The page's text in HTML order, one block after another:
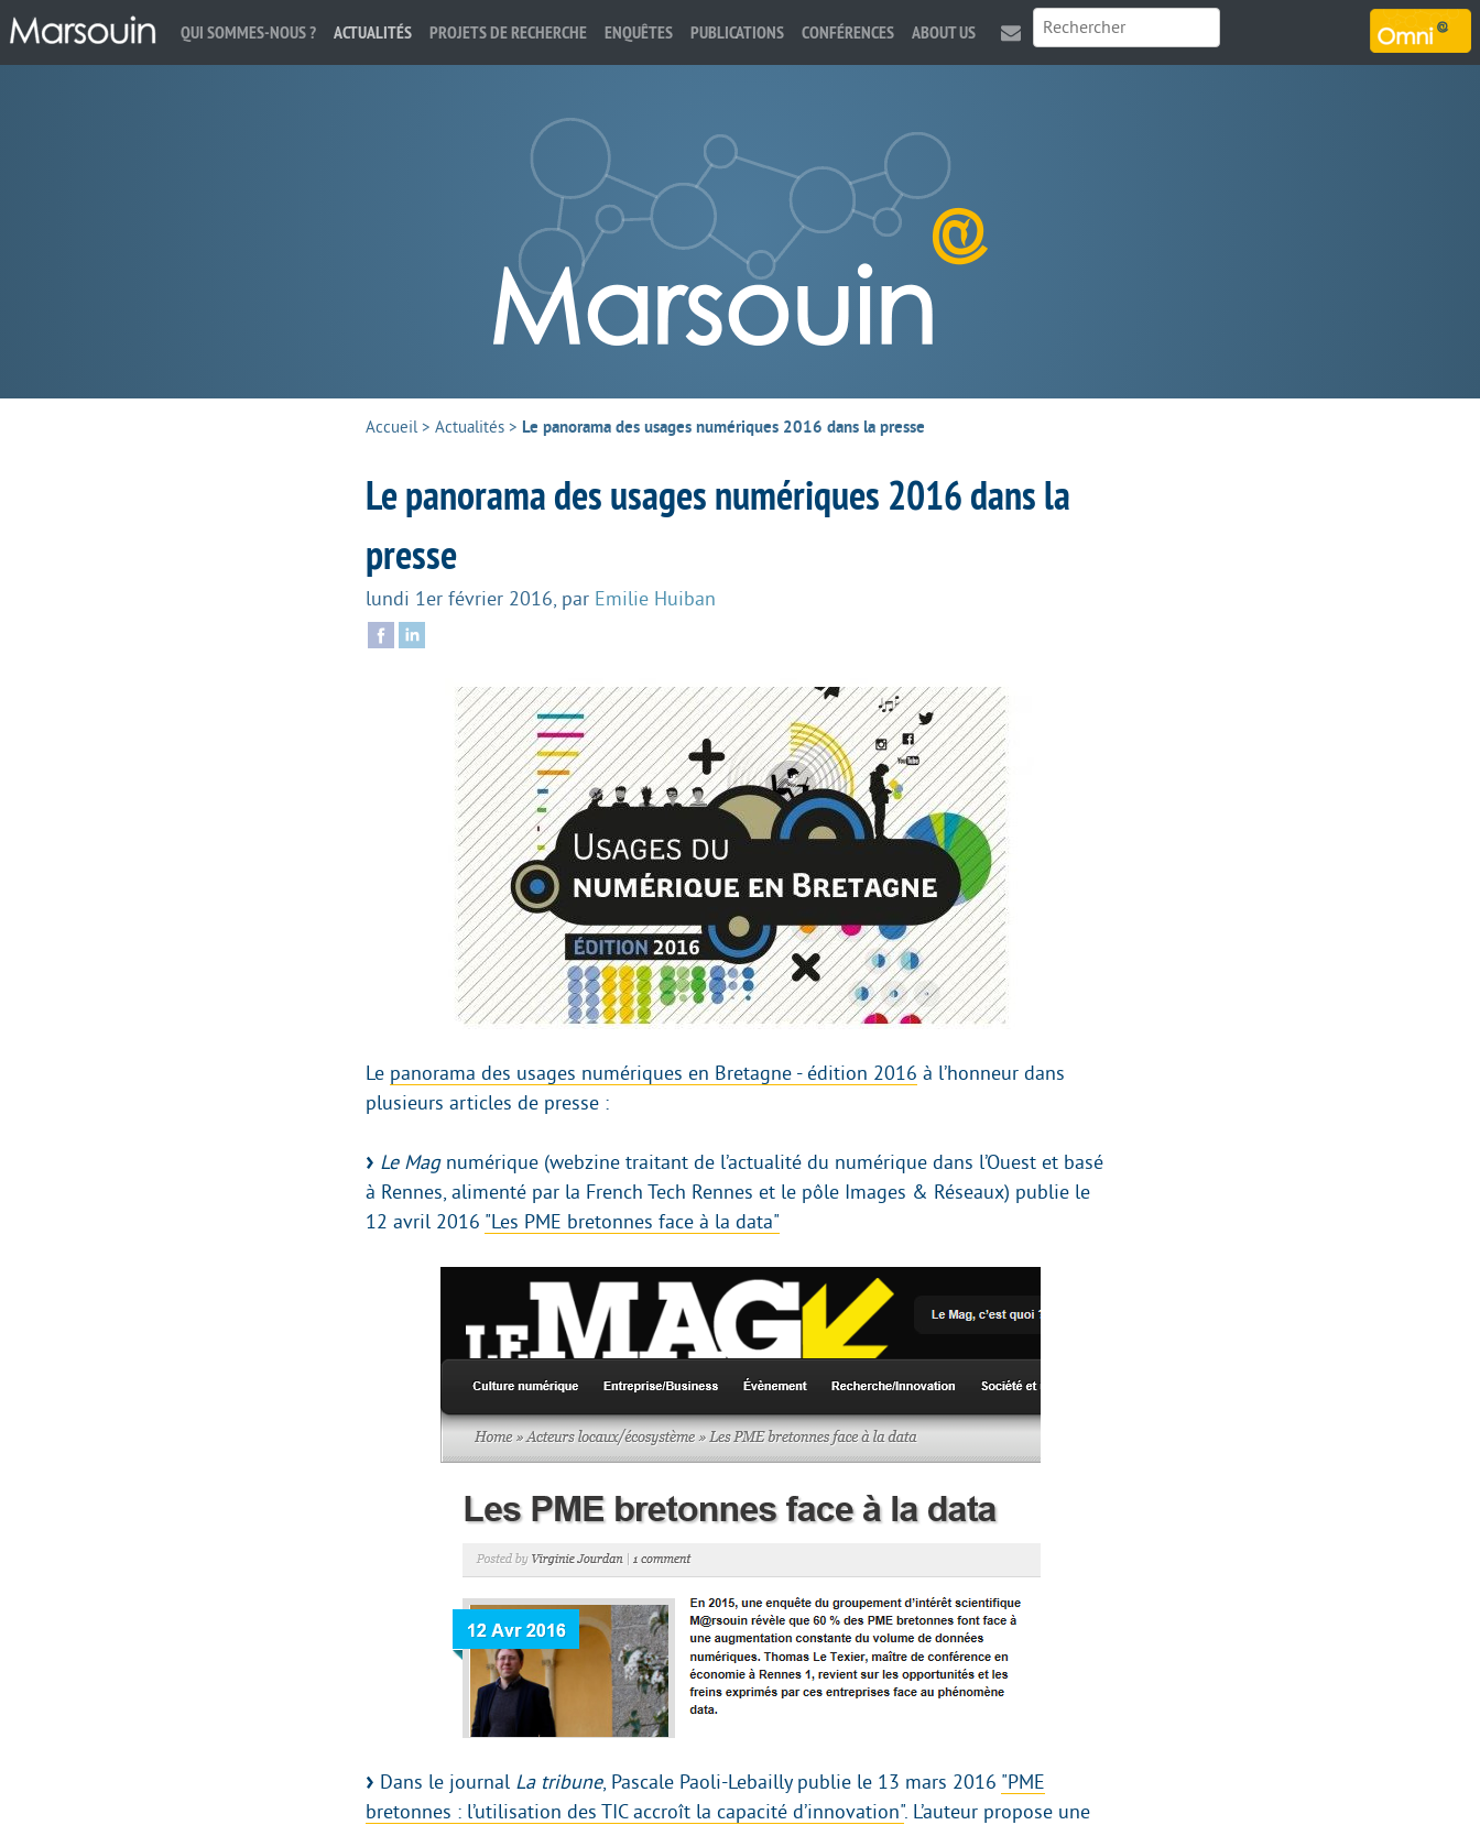
QUI SOMMES-NOUS ? ACTUALITÉS PROJETS DE RECHERCHE ENQUÊTES PUBLICATIONS CONFÉRENCES ABOUT US
Accueil> Actualités > Le panorama des usages numériques 2016 dans la presse
Le panorama des usages numériques 2016 dans la
presse
lundi 1er février 2016 par Emilie Huiban
Le panorama des usages numériques en Bretagne - édition 2016 à l’honneur dans
plusieurs articles de presse :
Le Magnumérique (webzine traitant de l’actualité du numérique dans l’Ouest et basé
à Rennes, alimenté par la French Tech Rennes et le pôle Images & Réseaux) publie le
12 avril 2016 "Les PME bretonnes face à la data"
Dans le journal La tribune, Pascale Paoli-Lebailly publie le 13 mars 2016 "PME
bretonnes : l’utilisation des TIC accroît la capacité d’innovation". L’auteur propose une